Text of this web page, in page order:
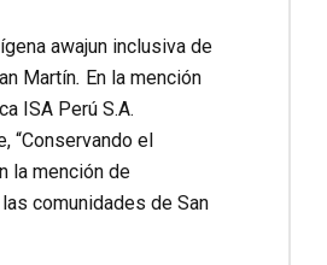
awajun inclusiva de
Martín. En la mención
ISA Perú S.A.
“Conservando el
la mención de
comunidades de San